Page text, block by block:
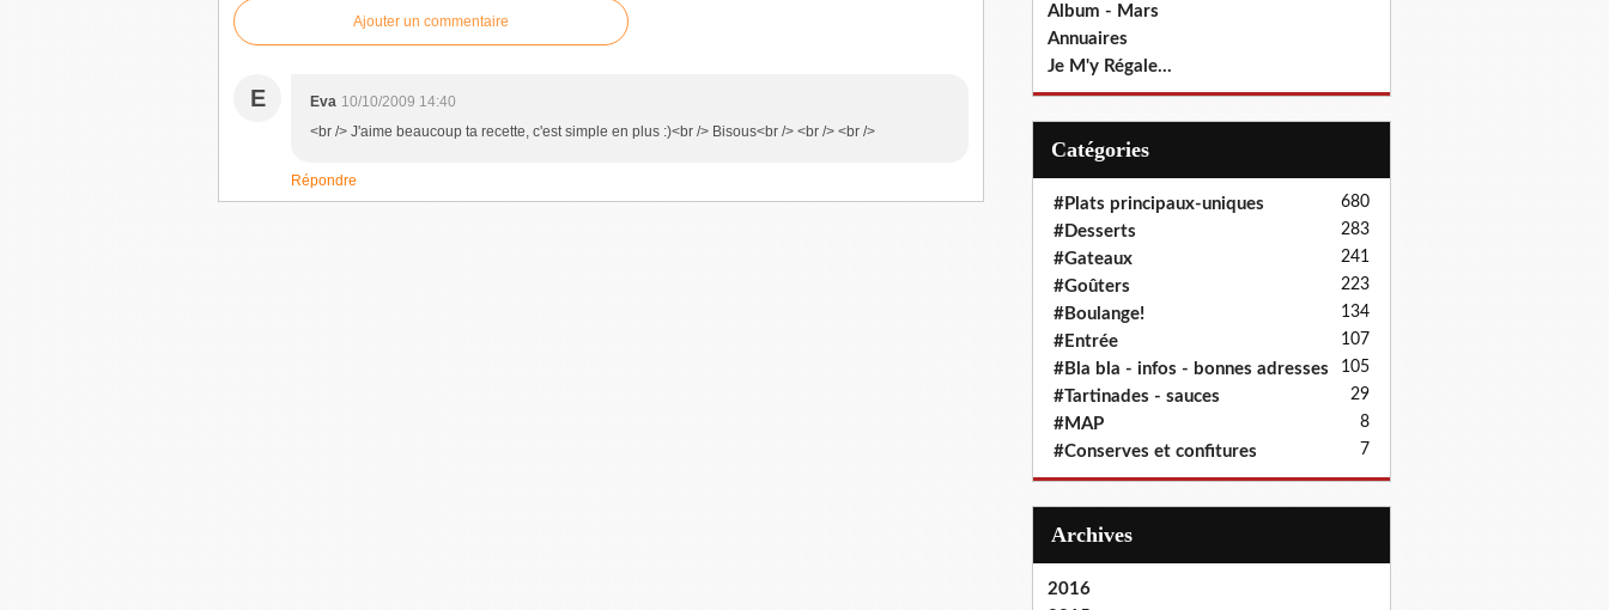
Ajouter un commentaire
E Eva 10/10/2009 14:40
<br /> J'aime beaucoup ta recette, c'est simple en plus :)<br /> Bisous<br /> <br /> <br />
Répondre
Album - Mars
Annuaires
Je M'y Régale...
Catégories
#Plats principaux-uniques 680
#Desserts 283
#Gateaux 241
#Goûters 223
#Boulange! 134
#Entrée 107
#Bla bla - infos - bonnes adresses 105
#Tartinades - sauces 29
#MAP 8
#Conserves et confitures 7
Archives
2016